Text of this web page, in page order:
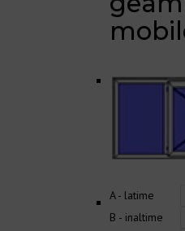
A - latime
B - inaltime